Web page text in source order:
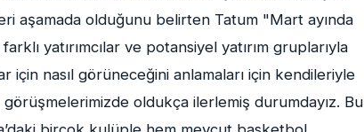
aşamada olduğunu belirten Tatum "Mart ayında
yatırımcılar ve potansiyel yatırım gruplarıyla
nasıl görüneceğini anlamaları için kendileriyle
oldukça ilerlemiş durumdayız. Bu